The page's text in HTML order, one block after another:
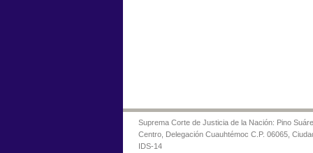
Suprema Corte de Justicia de la Nación: Pino
Centro, Delegación Cuauhtémoc C.P. 06065,
IDS-14